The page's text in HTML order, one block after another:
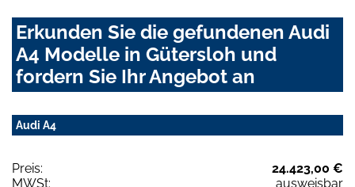
Erkunden Sie die gefundenen Audi
A4 Modelle in Gütersloh und
fordern Sie Ihr Angebot an
Audi A4
Preis:
24.423,00 €
MWSt:
ausweisbar